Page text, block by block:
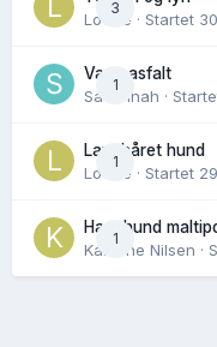
3
Lovise · Startet
1
Varm asfalt
Savannah ·
1
Langhåret hund
Lovise · Startet
1
Hannhund
Karoline Nilsen ·